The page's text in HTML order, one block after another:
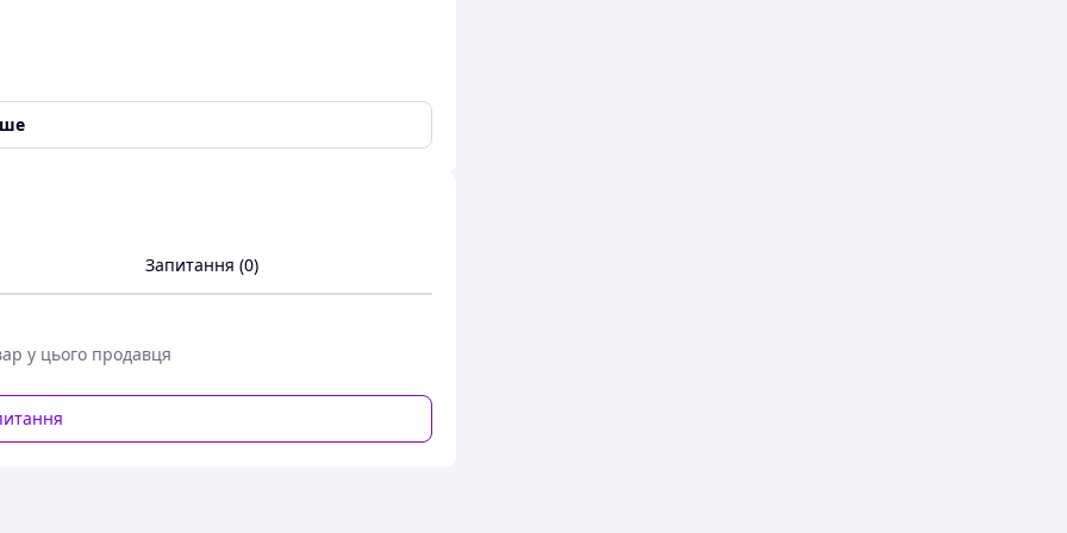
картон, щоб унеможливити пошкодження при
Запитання (0)
у цього продавця